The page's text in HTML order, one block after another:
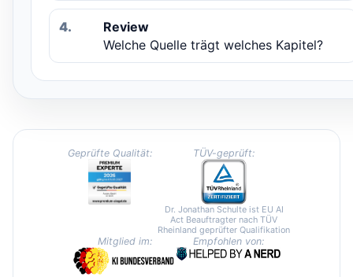
4.
Review
Welche Quelle trägt welches Kapitel?
Geprüfte Qualität: TÜV-geprüft:
Dr. Jonathan Schulte ist EU AI
Act Beauftragter nach TÜV
Rheinland geprüfter Qualifikation
Mitglied im: Empfohlen von: